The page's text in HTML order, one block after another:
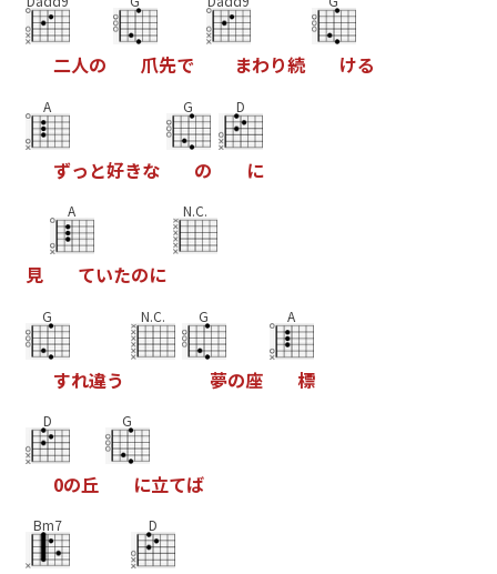
二人の 爪先で まわり続 ける
A
ずっ と好きな
G
の
D
に
見
A
ていたのに
N.C.
G
すれ違う
N.C. G
夢の座
A
標
D
0の丘
G
に立てば
Bm7 D